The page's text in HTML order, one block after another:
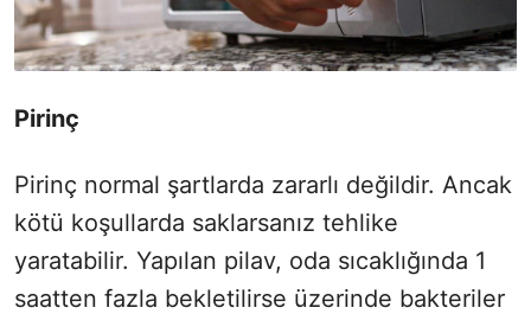
Pirinç
Pirinç normal şartlarda zararlı değildir. Ancak
kötü koşullarda saklarsanız tehlike
yaratabilir. Yapılan pilav, oda sıcaklığında 1
saatten fazla bekletilirse üzerinde bakteriler